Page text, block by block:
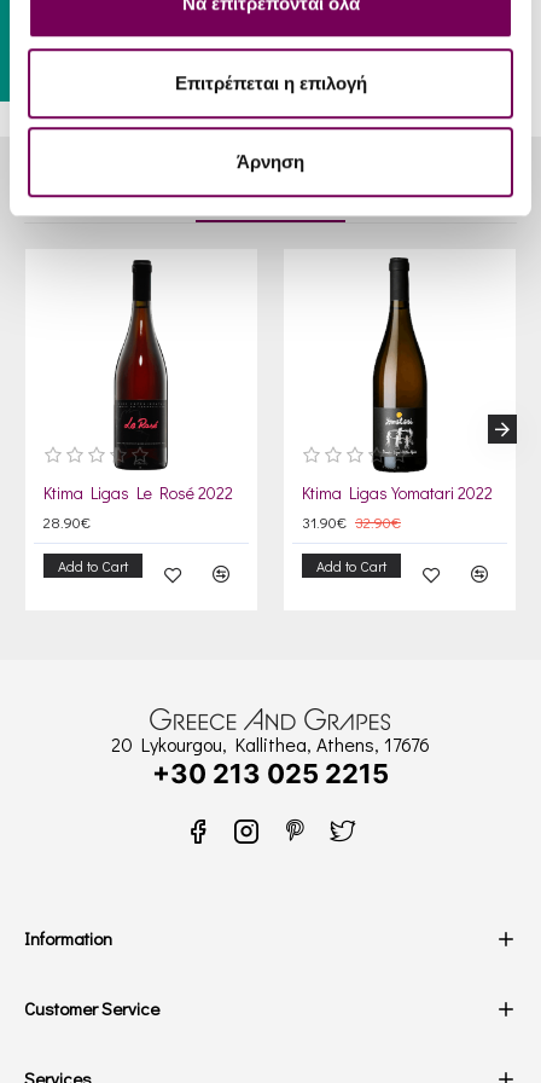
Επιτρέπεται η επιλογή
Άρνηση
RELATED PRODUCTS
Ktima Ligas Le Rosé 2022
28.90€
Add to Cart
Ktima Ligas Yomatari 2022
31.90€ 32.90€
Add to Cart
Gift Card
20 Lykourgou, Kallithea, Athens, 17676
+30 213 025 2215
Information
Customer Service
Services